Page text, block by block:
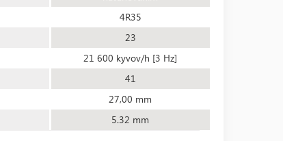
4R35
23
21 600 kyvov/h [3 Hz]
41
27,00 mm
5.32 mm